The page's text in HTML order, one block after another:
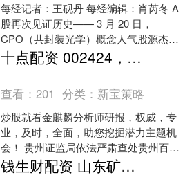
每经记者：王砚丹 每经编辑：肖芮冬 A
股再次见证历史—— 3 月 20 日，
CPO（共封装光学）概念人气股源杰科
技（SH688498）开盘后快速拉升，盘中
触及....
十点配资 002424，多年财务造假！监管出手！
查看：201 分类： 新宝策略
炒股就看金麒麟分析师研报，权威，专
业，及时，全面，助您挖掘潜力主题机
会！ 贵州证监局依法严肃查处贵州百灵
（维权）财务造假案。 贵州百灵
（002424）12月19....
钱生财配资 山东矿机：取消监事会